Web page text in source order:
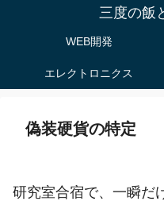
三度の飯
WEB開発
エレクトロニクス
偽装硬貨の特定
研究室合宿で、一瞬だ